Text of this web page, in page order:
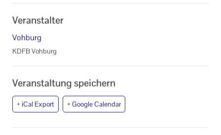
Veranstalter
Vohburg
KDFB Vohburg
Veranstaltung speichern
+ iCal Export + Google Calendar